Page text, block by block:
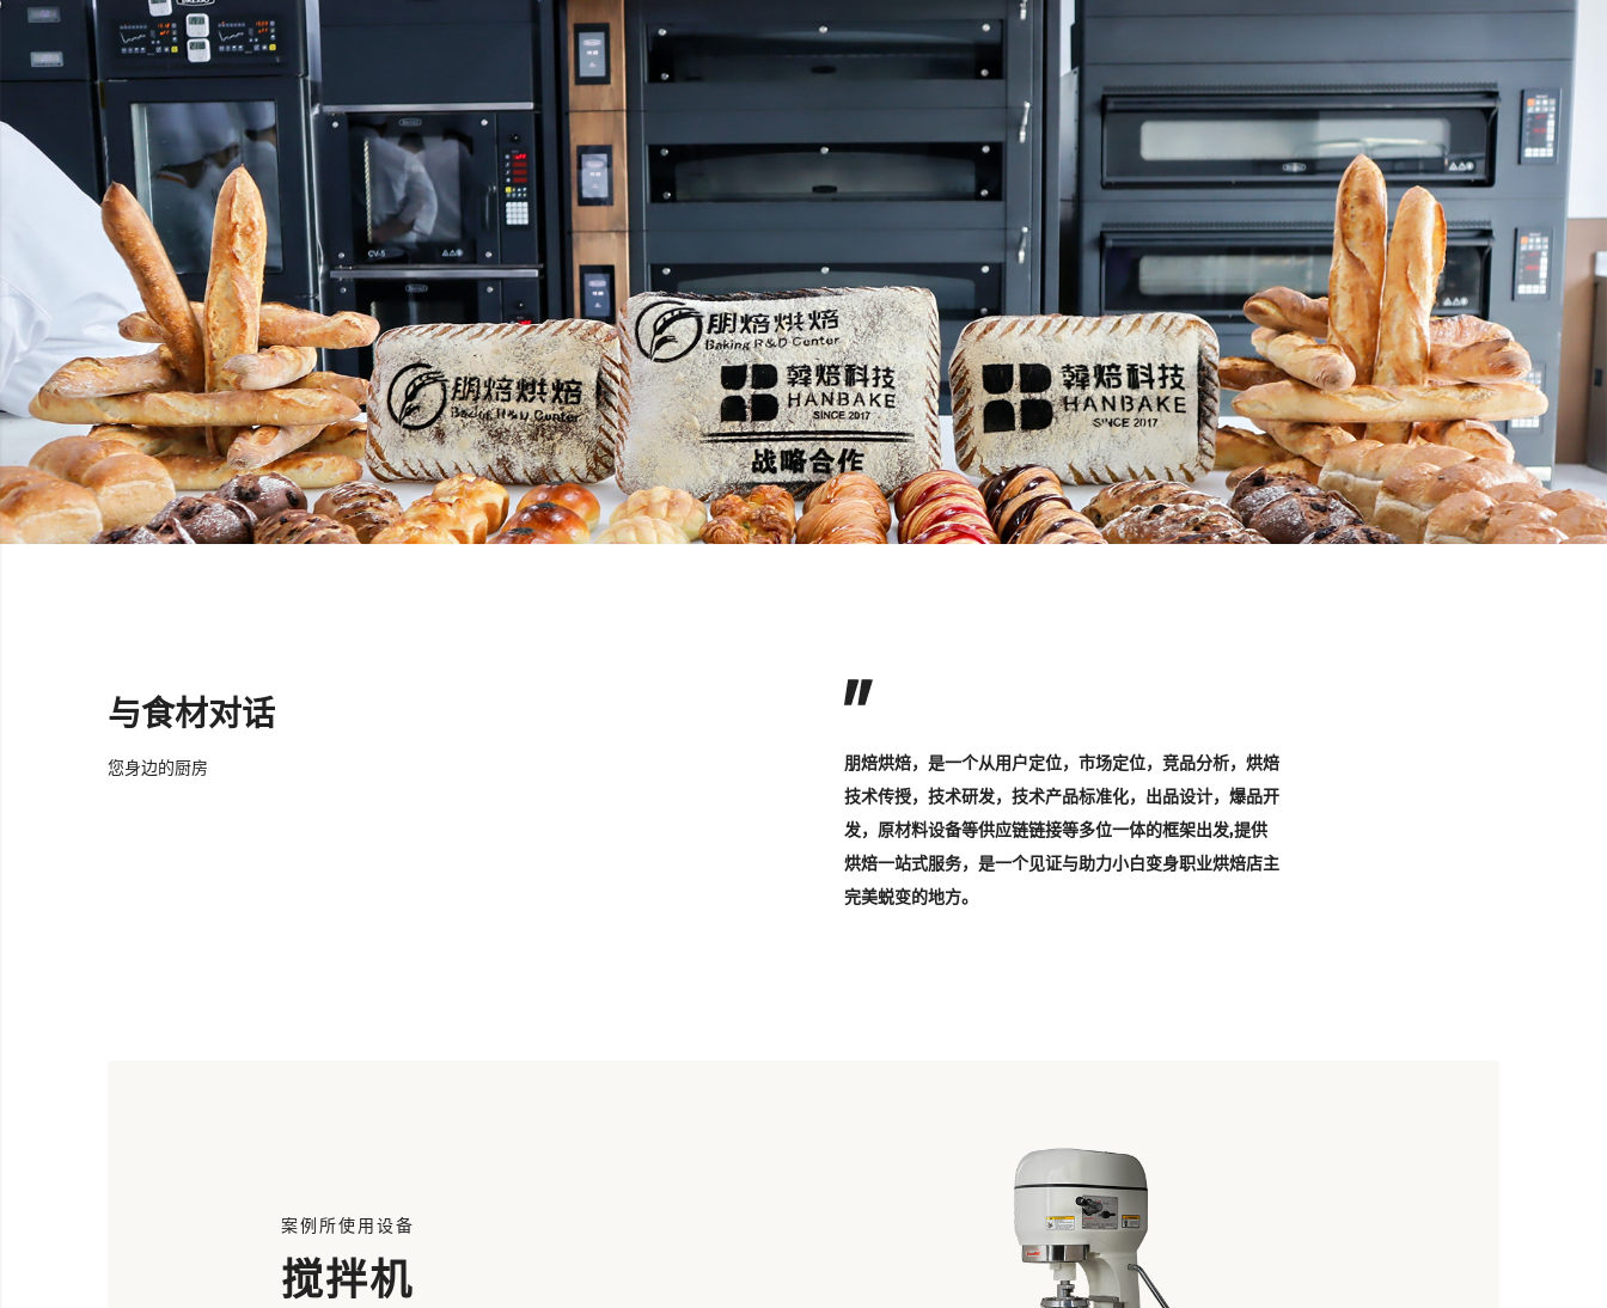
与食材对话
您身边的厨房
朋焙烘焙，是一个从用户定位，市场定位，竞品分析，烘焙
技术传授，技术研发，技术产品标准化，出品设计，爆品开
发，原材料设备等供应链链接等多位一体的框架出发,提供
烘焙一站式服务，是一个见证与助力小白变身职业烘焙店主
完美蜕变的地方。
案例所使用设备
搅拌机